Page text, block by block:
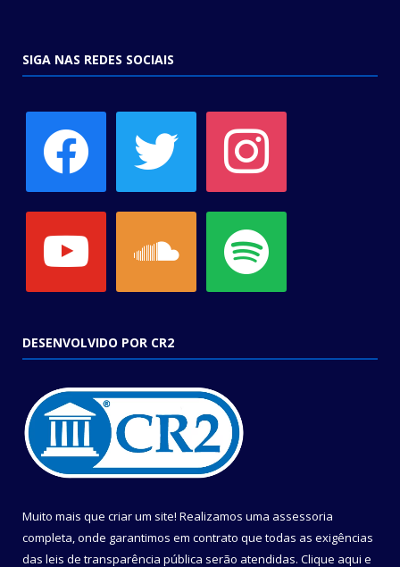
SIGA NAS REDES SOCIAIS
DESENVOLVIDO POR CR2
Muito mais que criar um site! Realizamos uma assessoria
completa, onde garantimos em contrato que todas as exigências
das leis de transparência pública serão atendidas. Clique aqui e